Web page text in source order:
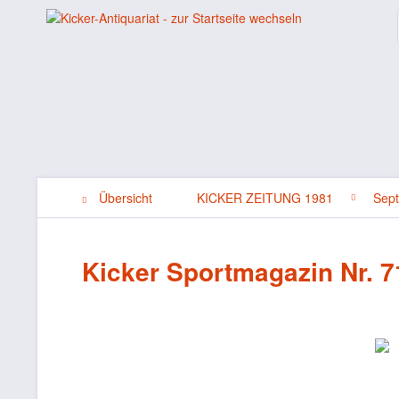
Übersicht KICKER ZEITUNG 1981
Kicker Sportmagazin Nr.